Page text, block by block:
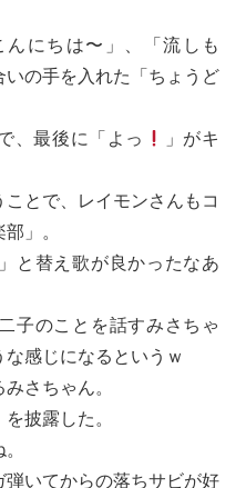
にちは〜」、「流しも
の手を入れた「ちょうど
、最後に「よっ
」がキ
とで、レイモンさんもコ
」。
と替え歌が良かったなあ
子のことを話すみさちゃ
感じになるというｗ
さちゃん。
披露した。
いてからの落ちサビが好